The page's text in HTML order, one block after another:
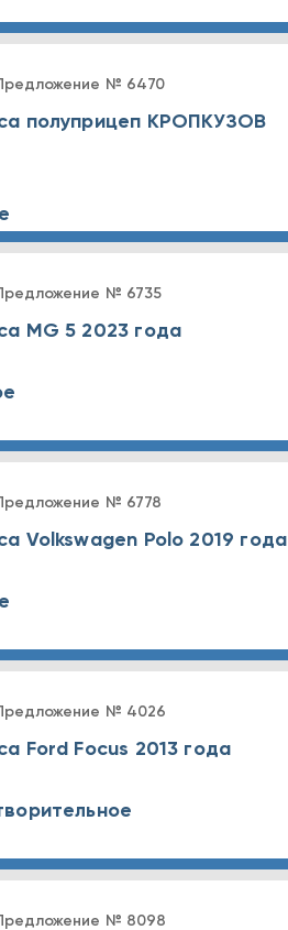
№ 6470
полуприцеп КРОПКУЗОВ
№ 6735
MG 5 2023 года
№ 6778
Volkswagen Polo 2019 года
№ 4026
Ford Focus 2013 года
№ 8098